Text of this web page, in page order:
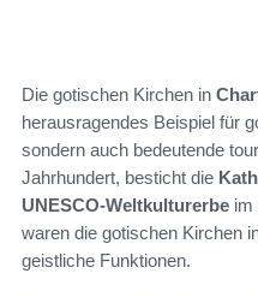
Die gotischen Kirchen in
herausragendes Beispiel für
sondern auch bedeutende
Jahrhundert, besticht die
UNESCO-Weltkulturerbe im
waren die gotischen Kirchen
geistliche Funktionen.